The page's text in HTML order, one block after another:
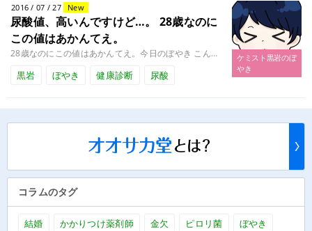
ケミスト黒岩のぼ
やき
2016 / 07 / 27 New
尿酸値、高いんですけど…。
28歳なのに
この値はあかんてえ。
28歳なのにこの値はあかんてえ。今日のぼやき こんにちは、薬剤師のケミスト黒岩です。 先月、健康診断を受けてきました。 ........
黒岩 ぼやき 健康診断 尿酸
コラムのタグ
結婚 かかりつけ薬剤師 金欠 ピロリ菌
ぼやき